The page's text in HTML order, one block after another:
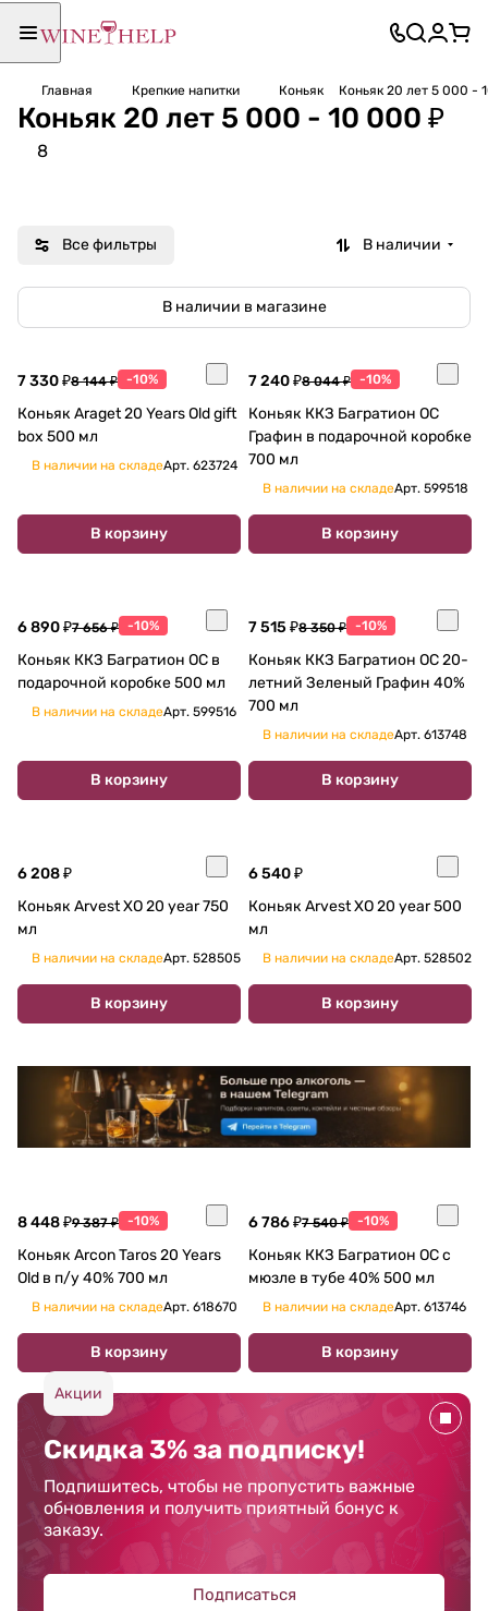
Главная Крепкие напитки Коньяк Коньяк 20 лет 5 000 -
Коньяк 20 лет 5 000 - 10 000 ₽
8
Все фильтры В наличии
В наличии в магазине
7 330 ₽8 144 ₽ -10%
Коньяк Araget 20 Years Old gift
box 500 мл
В наличии на складеАрт. 623724
В корзину
7 240 ₽8 044 ₽ -10%
Коньяк ККЗ Багратион ОС
Графин в подарочной коробке
700 мл
В наличии на складеАрт. 599518
В корзину
6 890 ₽7 656 ₽ -10%
Коньяк ККЗ Багратион ОС в
подарочной коробке 500 мл
В наличии на складеАрт. 599516
В корзину
7 515 ₽8 350 ₽ -10%
Коньяк ККЗ Багратион ОС 20-
летний Зеленый Графин 40%
700 мл
В наличии на складеАрт. 613748
В корзину
6 208 ₽
Коньяк Arvest XO 20 year 750
мл
В наличии на складеАрт. 528505
В корзину
6 540 ₽
Коньяк Arvest XO 20 year 500
мл
В наличии на складеАрт. 528502
В корзину
8 448 ₽9 387 ₽ -10%
Коньяк Arcon Taros 20 Years
Old в п/у 40% 700 мл
В наличии на складеАрт. 618670
В корзину
6 786 ₽7 540 ₽ -10%
Коньяк ККЗ Багратион ОС с
мюзле в тубе 40% 500 мл
В наличии на складеАрт. 613746
В корзину
Акции
Скидка 3% за подписку!
Подпишитесь, чтобы не пропустить важные
обновления и получить приятный бонус к
заказу.
Подписаться